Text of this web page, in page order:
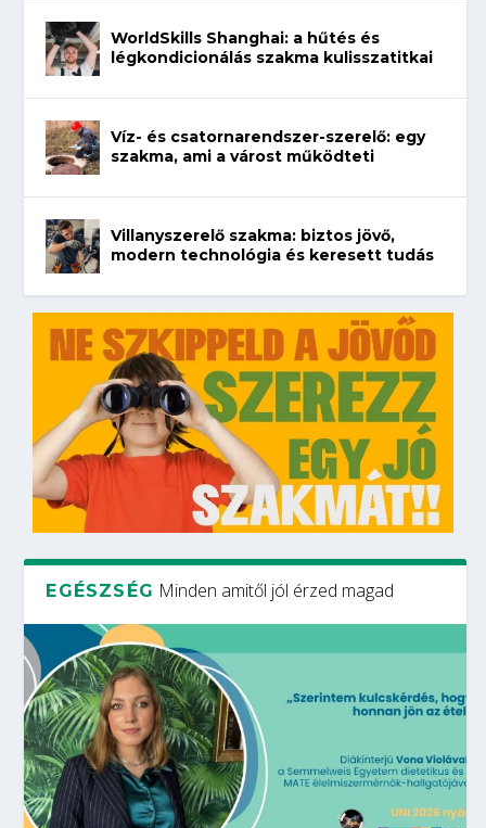
WorldSkills Shanghai: a hűtés és
légkondicionálás szakma kulisszatitkai
Víz- és csatornarendszer-szerelő: egy
szakma, ami a várost működteti
Villanyszerelő szakma: biztos jövő,
modern technológia és keresett tudás
EGÉSZSÉG Minden amitől jól érzed magad